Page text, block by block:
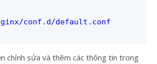
conf.d/default.conf
chỉnh sửa và thêm các thông tin trong